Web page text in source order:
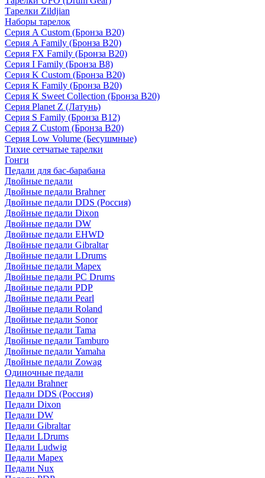
Тарелки Zildjian
Наборы тарелок
Серия A Custom (Бронза B20)
Серия A Family (Бронза B20)
Серия FX Family (Бронза B20)
Серия I Family (Бронза B8)
Серия K Custom (Бронза B20)
Серия K Family (Бронза B20)
Серия K Sweet Collection (Бронза B20)
Серия Planet Z (Латунь)
Серия S Family (Бронза B12)
Серия Z Custom (Бронза B20)
Серия Low Volume (Бесушмные)
Тихие сетчатые тарелки
Гонги
Педали для бас-барабана
Двойные педали
Двойные педали Brahner
Двойные педали DDS (Россия)
Двойные педали Dixon
Двойные педали DW
Двойные педали EHWD
Двойные педали Gibraltar
Двойные педали LDrums
Двойные педали Mapex
Двойные педали PC Drums
Двойные педали PDP
Двойные педали Pearl
Двойные педали Roland
Двойные педали Sonor
Двойные педали Tama
Двойные педали Tamburo
Двойные педали Yamaha
Двойные педали Zowag
Одиночные педали
Педали Brahner
Педали DDS (Россия)
Педали Dixon
Педали DW
Педали Gibraltar
Педали LDrums
Педали Ludwig
Педали Mapex
Педали Nux